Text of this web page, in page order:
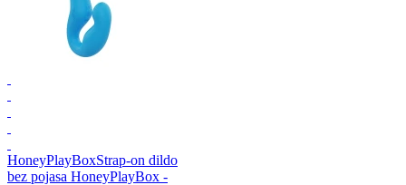
HoneyPlayBoxStrap-on dildo
bez pojasa HoneyPlayBox -